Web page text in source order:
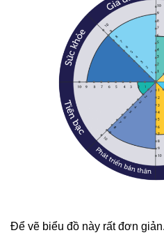
Để vẽ biểu đồ này rất đơn giản.